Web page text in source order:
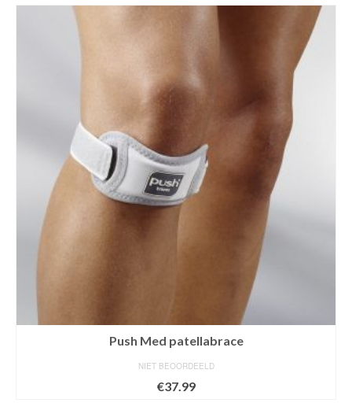
Push Med patellabrace
NIET BEOORDEELD
€37.99